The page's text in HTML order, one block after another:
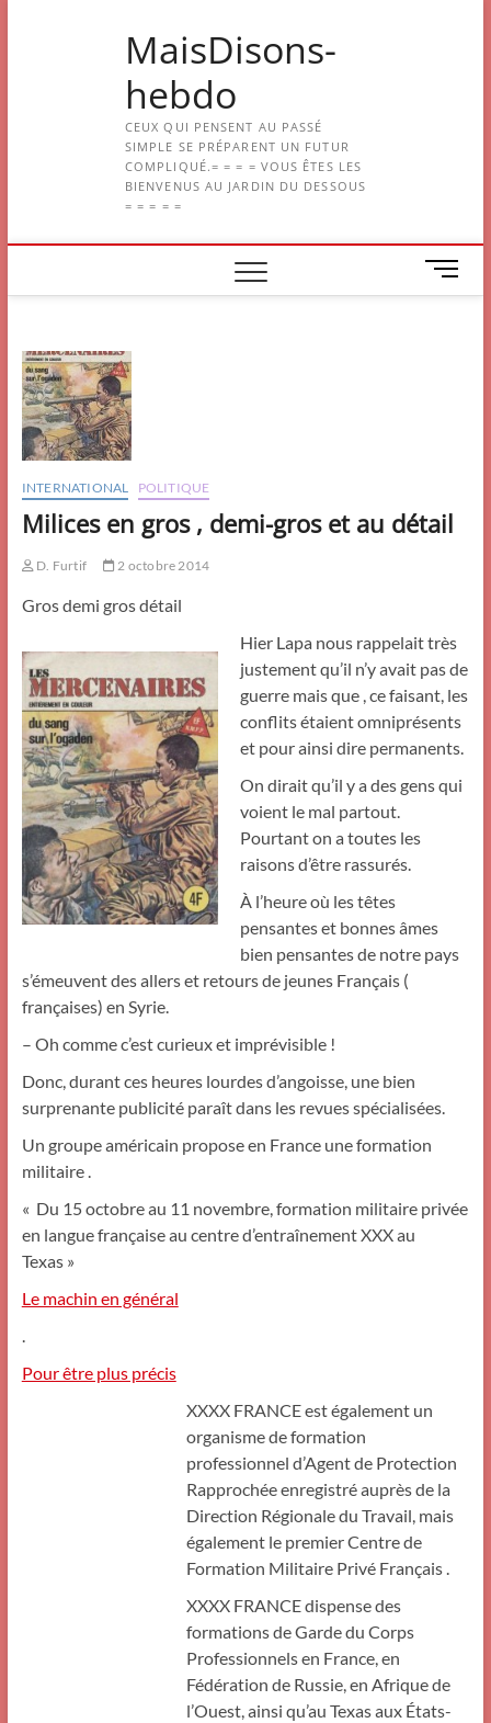
MaisDisons-
hebdo
CEUX QUI PENSENT AU PASSÉ
SIMPLE SE PRÉPARENT UN FUTUR
COMPLIQUÉ.= = = = VOUS ÊTES LES
BIENVENUS AU JARDIN DU DESSOUS
= = = = =
M
e
INTERNATIONAL POLITIQUE
Milices en gros , demi-gros et au détail
D. Furtif 2 octobre 2014
Gros demi gros détail
Hier Lapa nous rappelait très
justement qu’il n’y avait pas de
guerre mais que , ce faisant, les
conflits étaient omniprésents
et pour ainsi dire permanents.
On dirait qu’il y a des gens qui
voient le mal partout.
Pourtant on a toutes les
raisons d’être rassurés.
À l’heure où les têtes
pensantes et bonnes âmes
bien pensantes de notre pays
s’émeuvent des allers et retours de jeunes Français (
françaises) en Syrie.
– Oh comme c’est curieux et imprévisible !
Donc, durant ces heures lourdes d’angoisse, une bien
surprenante publicité paraît dans les revues spécialisées.
Un groupe américain propose en France une formation
militaire .
« Du 15 octobre au 11 novembre, formation militaire privée
en langue française au centre d’entraînement XXX au
Texas »
Le machin en général
.
Pour être plus précis
XXXX FRANCE est également un
organisme de formation
professionnel d’Agent de Protection
Rapprochée enregistré auprès de la
Direction Régionale du Travail, mais
également le premier Centre de
Formation Militaire Privé Français .
XXXX FRANCE dispense des
formations de Garde du Corps
Professionnels en France, en
Fédération de Russie, en Afrique de
l’Ouest, ainsi qu’au Texas aux États-